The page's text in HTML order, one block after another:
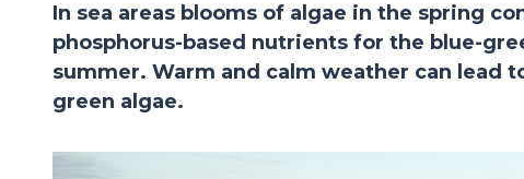
In sea areas blooms of algae in the spring
phosphorus-based nutrients for the blue-
summer. Warm and calm weather can lead
green algae.